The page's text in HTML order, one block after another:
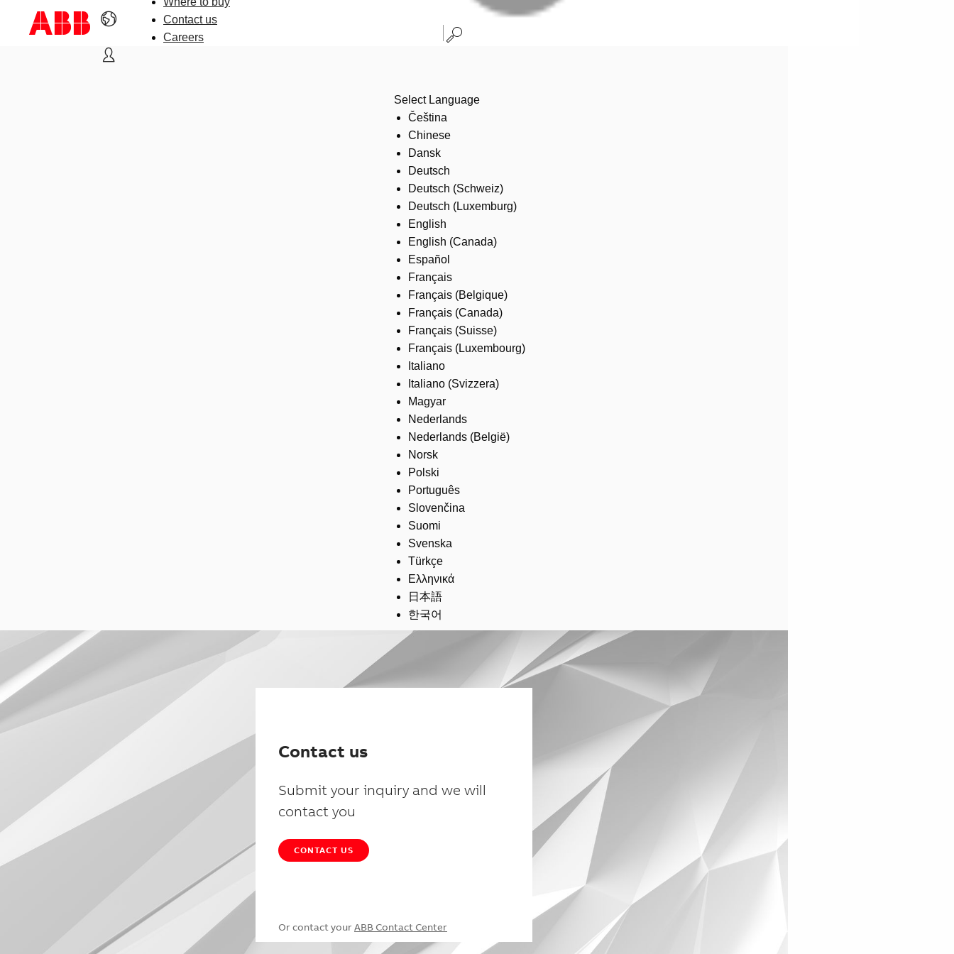
Contact us
Careers
Select Language
Čeština
Chinese
Dansk
Deutsch
Deutsch (Schweiz)
Deutsch (Luxemburg)
English
English (Canada)
Español
Français
Français (Belgique)
Français (Canada)
Français (Suisse)
Français (Luxembourg)
Italiano
Italiano (Svizzera)
Magyar
Nederlands
Nederlands (België)
Norsk
Polski
Português
Slovenčina
Suomi
Svenska
Türkçe
Ελληνικά
日本語
한국어
Contact us
Submit your inquiry and we will
contact you
CONTACT US
Or contact your ABB Contact Center